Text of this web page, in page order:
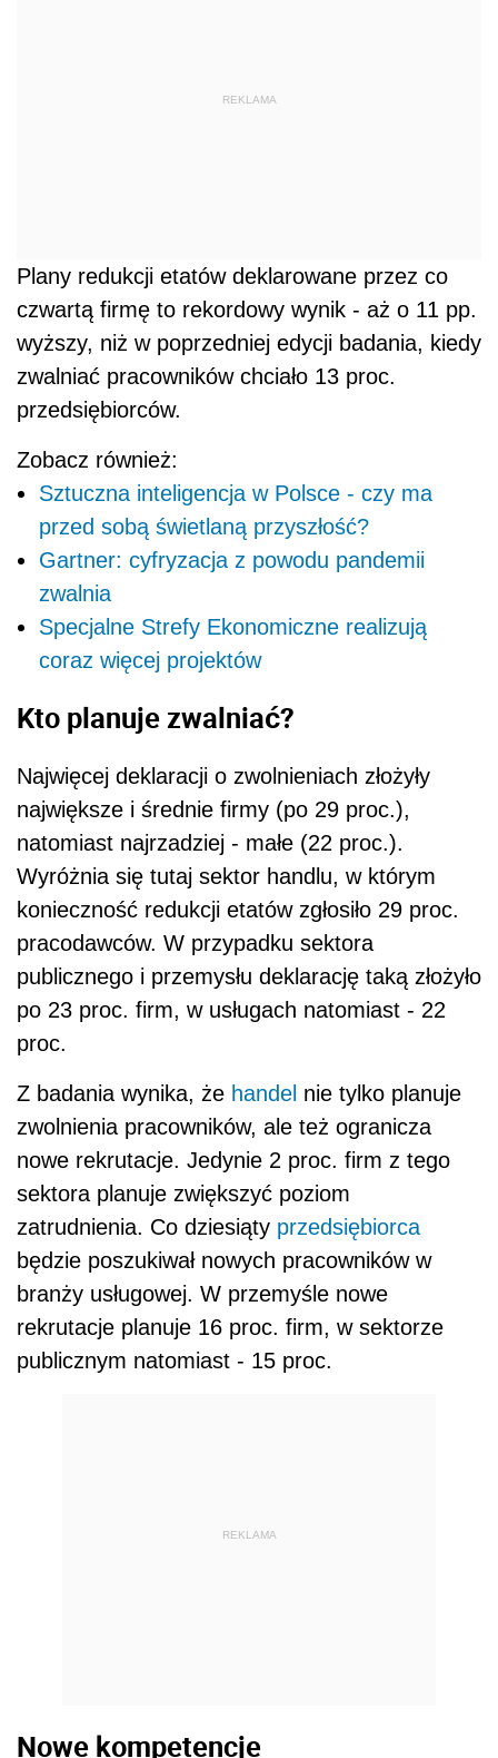
REKLAMA
Plany redukcji etatów deklarowane przez co
czwartą firmę to rekordowy wynik - aż o 11 pp.
wyższy, niż w poprzedniej edycji badania, kiedy
zwalniać pracowników chciało 13 proc.
przedsiębiorców.
Zobacz również:
Sztuczna inteligencja w Polsce - czy ma
przed sobą świetlaną przyszłość?
Gartner: cyfryzacja z powodu pandemii
zwalnia
Specjalne Strefy Ekonomiczne realizują
coraz więcej projektów
Kto planuje zwalniać?
Najwięcej deklaracji o zwolnieniach złożyły
największe i średnie firmy (po 29 proc.),
natomiast najrzadziej - małe (22 proc.).
Wyróżnia się tutaj sektor handlu, w którym
konieczność redukcji etatów zgłosiło 29 proc.
pracodawców. W przypadku sektora
publicznego i przemysłu deklarację taką złożyło
po 23 proc. firm, w usługach natomiast - 22
proc.
Z badania wynika, że handel nie tylko planuje
zwolnienia pracowników, ale też ogranicza
nowe rekrutacje. Jedynie 2 proc. firm z tego
sektora planuje zwiększyć poziom
zatrudnienia. Co dziesiąty przedsiębiorca
będzie poszukiwał nowych pracowników w
branży usługowej. W przemyśle nowe
rekrutacje planuje 16 proc. firm, w sektorze
publicznym natomiast - 15 proc.
REKLAMA
Nowe kompetencje